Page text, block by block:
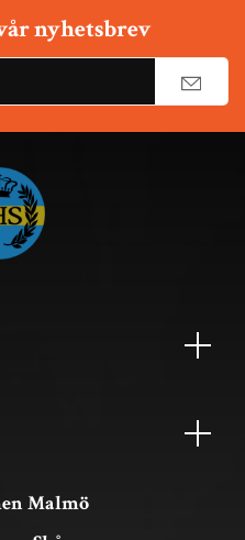
nyhetsbrev
Malmö